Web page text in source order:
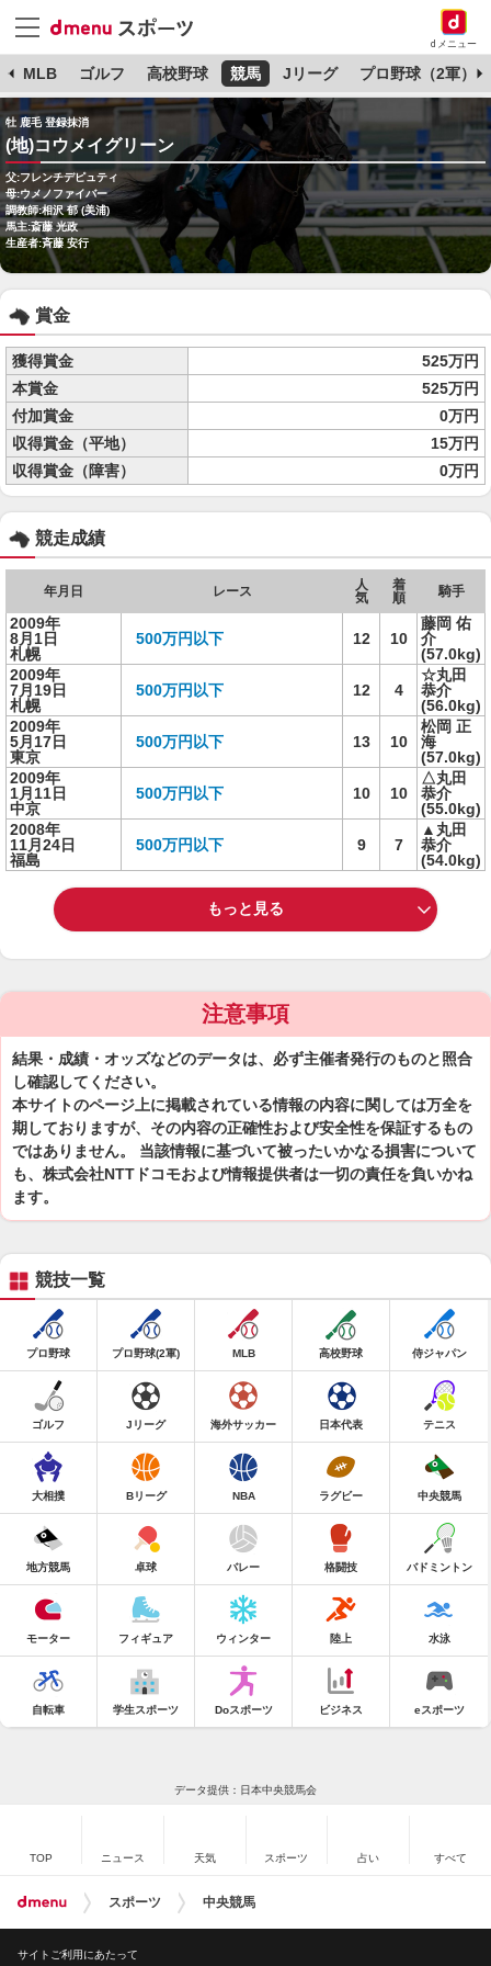
dメニュー
MLB ゴルフ 高校野球 競馬 Jリーグ プロ野球（2軍）
牡 鹿毛 登録抹消
(地)コウメイグリーン
父:フレンチデピュティ
母:ウメノファイバー
調教師:相沢 郁 (美浦)
馬主:斎藤 光政
生産者:斉藤 安行
賞金
獲得賞金
525万円
本賞金
525万円
付加賞金
0万円
収得賞金（平地）
15万円
収得賞金（障害）
0万円
競走成績
年月日 レース
人
気
着
順
騎手
2009年
8月1日
札幌
500万円以下 12 10
藤岡 佑
介
(57.0kg)
2009年
7月19日
札幌
500万円以下 12 4
☆丸田
恭介
(56.0kg)
2009年
5月17日
東京
500万円以下 13 10
松岡 正
海
(57.0kg)
2009年
1月11日
中京
500万円以下 10 10
△丸田
恭介
(55.0kg)
2008年
11月24日
福島
500万円以下 9 7
▲丸田
恭介
(54.0kg)
もっと見る
注意事項
結果・成績・オッズなどのデータは、必ず主催者発行のものと照合
し確認してください。
本サイトのページ上に掲載されている情報の内容に関しては万全を
期しておりますが、その内容の正確性および安全性を保証するもの
ではありません。 当該情報に基づいて被ったいかなる損害について
も、株式会社NTTドコモおよび情報提供者は一切の責任を負いかね
ます。
競技一覧
プロ野球 プロ野球(2軍) MLB 高校野球 侍ジャパン
ゴルフ Jリーグ 海外サッカー 日本代表 テニス
大相撲 Bリーグ NBA ラグビー 中央競馬
地方競馬 卓球 バレー 格闘技 バドミントン
モーター フィギュア ウィンター 陸上 水泳
自転車 学生スポーツ Doスポーツ ビジネス eスポーツ
データ提供：日本中央競馬会
TOP ニュース 天気 スポーツ 占い すべて
スポーツ 中央競馬
サイトご利用にあたって